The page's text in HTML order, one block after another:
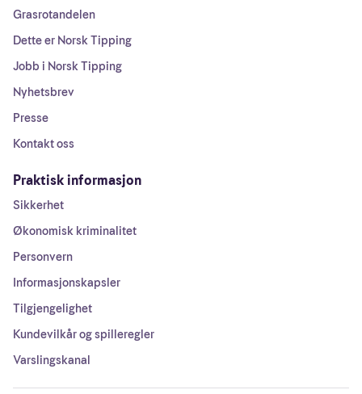
Grasrotandelen
Dette er Norsk Tipping
Jobb i Norsk Tipping
Nyhetsbrev
Presse
Kontakt oss
Praktisk informasjon
Sikkerhet
Økonomisk kriminalitet
Personvern
Informasjonskapsler
Tilgjengelighet
Kundevilkår og spilleregler
Varslingskanal